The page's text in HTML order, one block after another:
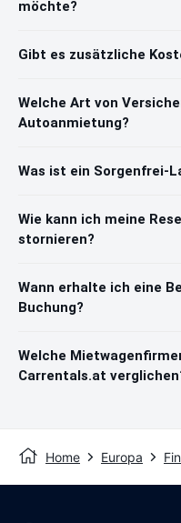
möchte?
Gibt es zusätzliche
Welche Art von
Autoanmietung?
Was ist ein Sorgenfrei-
Wie kann ich meine
stornieren?
Wann erhalte ich eine
Buchung?
Welche
Carrentals.at
Home Europa